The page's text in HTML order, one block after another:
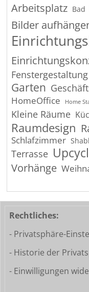
Arbeitsplatz Bad
Bilder
Fenstergestaltung
Garten
HomeOffice Home
Kleine Räume
Raumdesign
Schlafzimmer
Terrasse
Vorhänge
Rechtliches:
- Privatsphäre-
- Historie der
- Einwilligungen